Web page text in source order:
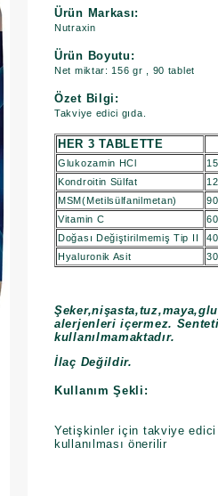
Ürün Markası:
Nutraxin
Ürün Boyutu:
Net miktar: 156 gr , 90 tablet
Özet Bilgi:
Takviye edici gıda.
HER 3 TABLETTE
Glukozamin HCl
Kondroitin Sülfat
MSM(Metilsülfanilmetan)
Vitamin C
Doğası Değiştirilmemiş Tip II
Hyaluronik Asit
alerjenleri içermez.
kullanılmamaktadır.
İlaç Değildir.
Kullanım Şekli:
Yetişkinler için takviye edici
kullanılması önerilir